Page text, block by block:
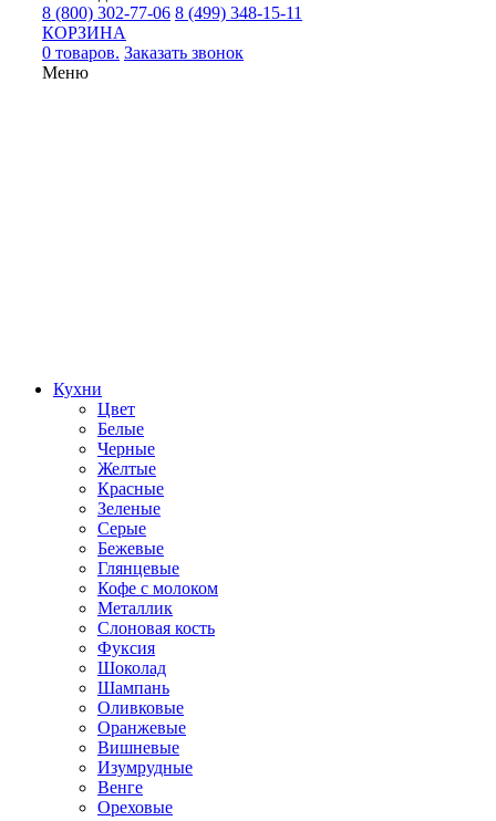
8 (800) 302-77-06 8 (499) 348-15-11
КОРЗИНА
0 товаров. Заказать звонок
Меню
Кухни
Цвет
Белые
Черные
Желтые
Красные
Зеленые
Серые
Бежевые
Глянцевые
Кофе с молоком
Металлик
Слоновая кость
Фуксия
Шоколад
Шампань
Оливковые
Оранжевые
Вишневые
Изумрудные
Венге
Ореховые